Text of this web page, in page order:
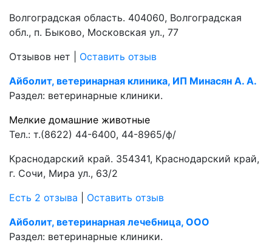
Волгоградская область. 404060, Волгоградская
обл., п. Быково, Московская ул., 77
Отзывов нет
Оставить отзыв
Айболит, ветеринарная клиника, ИП Минасян А. А.
Раздел: ветеринарные клиники.
Мелкие домашние животные
Тел.: т.(8622) 44-6400, 44-8965/ф/
Краснодарский край. 354341, Краснодарский край,
г. Сочи, Мира ул., 63/2
Есть 2 отзыва
Оставить отзыв
Айболит, ветеринарная лечебница, ООО
Раздел: ветеринарные клиники.